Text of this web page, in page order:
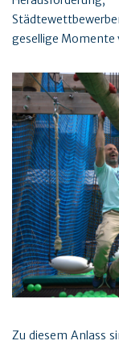
gesellige Momente
Zu diesem Anlass